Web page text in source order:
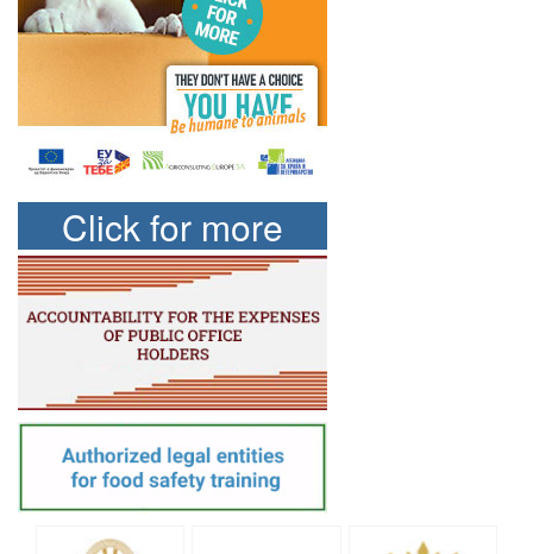
Click for more